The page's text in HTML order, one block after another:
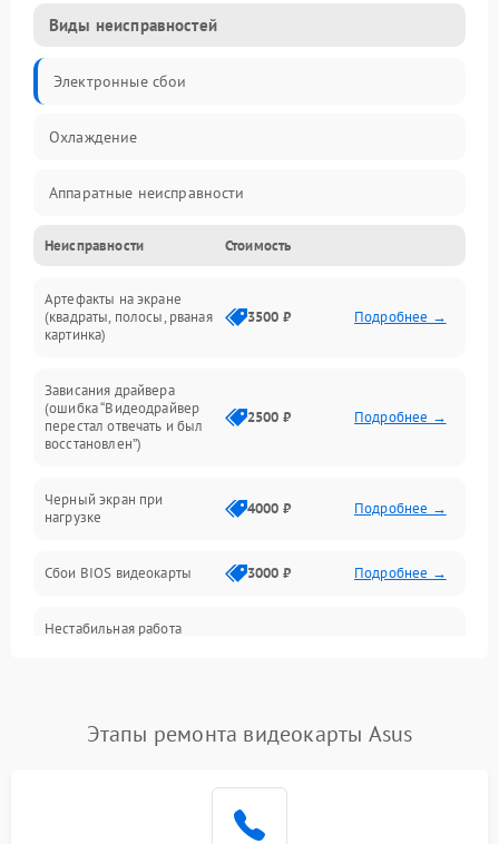
Виды неисправностей
Электронные сбои
Охлаждение
Аппаратные неисправности
Перегрев и термопроблемы
Видео
Интерфейсные и коммуникационные проблемы
Электропитание
ПО
Электронные компоненты
Общие поломки
Неисправности Стоимость
Артефакты на экране
(квадраты, полосы, рваная
картинка)
3500 ₽ Подробнее →
Зависания драйвера
(ошибка “Видеодрайвер
перестал отвечать и был
восстановлен”)
2500 ₽ Подробнее →
Черный экран при
нагрузке
4000 ₽ Подробнее →
Сбои BIOS видеокарты 3000 ₽ Подробнее →
Нестабильная работа
Этапы ремонта видеокарты Asus